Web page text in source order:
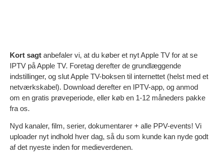
Kort sagt anbefaler vi, at du køber et nyt Apple TV for at se
IPTV på Apple TV. Foretag derefter de grundlæggende
indstillinger, og slut Apple TV-boksen til internettet (helst med et
netværkskabel). Download derefter en IPTV-app, og anmod
om en gratis prøveperiode, eller køb en 1-12 måneders pakke
fra os.
Nyd kanaler, film, serier, dokumentarer + alle PPV-events! Vi
uploader nyt indhold hver dag, så du som kunde kan nyde godt
af det nyeste inden for medieverdenen.